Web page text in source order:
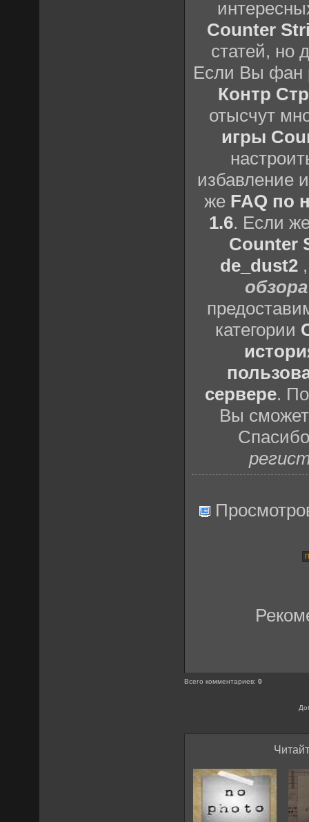
Counter
статей, но
Если Вы фан
Контр
отысчут
игры
избавление
же FAQ по
1.6. Если
Counter
de_dust2
категории
сервере.
Вы
Всего комментариев:0